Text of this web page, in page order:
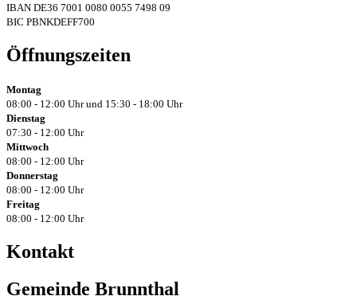
IBAN DE36 7001 0080 0055 7498 09
BIC PBNKDEFF700
Öffnungszeiten
Montag
08:00 - 12:00 Uhr und 15:30 - 18:00 Uhr
Dienstag
07:30 - 12:00 Uhr
Mittwoch
08:00 - 12:00 Uhr
Donnerstag
08:00 - 12:00 Uhr
Freitag
08:00 - 12:00 Uhr
Kontakt
Gemeinde Brunnthal